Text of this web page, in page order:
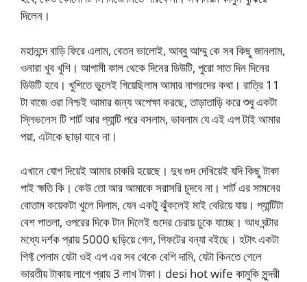
দিলেন।
মহানন্দে বাড়ি ফিরে এলাম, বেতন ভালোই, আব্বু আম্মু কে সব কিছু জানলাম,
ওনারা খুব খুশি। আগামী কাল থেকে দিনের ডিউটি, পুরো সাত দিন দিনের
ডিউটি হবে। খুশিতে ভুলেই গিয়েছিলাম আমার নাগরদের কথা। রাত্রি 11
টা বাজে ওরা নিশ্চই আমার জন্য অপেক্ষা করছে, তাড়াতাড়ি করে শুধু একটা
স্লিভলেস টি শার্ট আর প্যান্টি পরে বসলাম, ভাবলাম যে এই এপ টাই আমার
পয়া, এটাকে ছাড়া যাবে না।
এখানে যোগ দিয়েই আমার চাকরি হয়েছে। দুধ গুদ দেখিয়েই যদি কিছু টাকা
পাই ক্ষতি কি। কেউ তো আর আমাকে সরাসরি চুদবে না। শার্ট এর সামনের
বোতাম কয়েকটা খুলে দিলাম, যেন একটু ঝুঁকলেই মাই বেরিয়ে যায়। প্যান্টিটা
বেশ পাতলা, ওপরের দিকে টান দিলেই গুদের চেরায় ঢুকে যাচ্ছে। আধ ঘন্টার
মধ্যে দর্শক প্রায় 5000 ছড়িয়ে গেল, গিফটের বন্যা বইছে। হটাৎ একটা
গিফ্ট পেলাম যেটা ওই এপ এর সব থেকে বেশি দামি, যেটা কিনতে গেলে
ভারতীয় টাকায় লাগে প্রায় 3 লাখ টাকা। desi hot wife কামুকি সুন্দরী